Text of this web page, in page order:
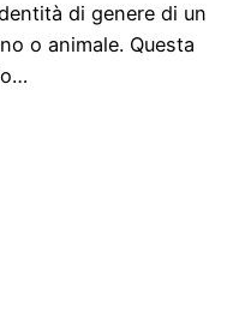
di genere di un
o animale. Questa